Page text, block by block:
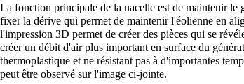
La fonction principale de la nacelle est de maintenir le
fixer la dérive qui permet de maintenir l'éolienne en
l'impression 3D permet de créer des pièces qui se
créer un débit d'air plus important en surface du
thermoplastique et ne résistant pas à d'importantes
peut être observé sur l'image ci-jointe.